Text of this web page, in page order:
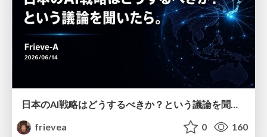
日本のAI戦略はどうするべきか？という議論を聞いたら。
frievea
0 160